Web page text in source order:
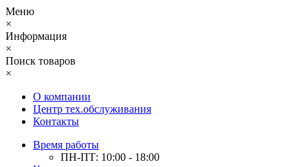
Меню
×
Информация
×
Поиск товаров
×
О компании
Центр тех.обслуживания
Контакты
Время работы
ПН-ПТ: 10:00 - 18:00